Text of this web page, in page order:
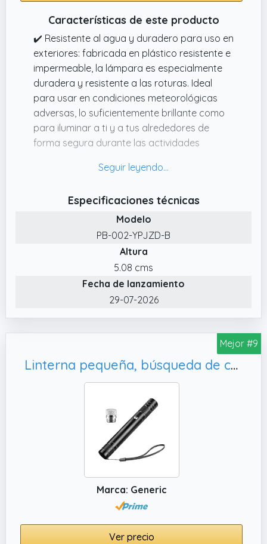
alimentación móvil, un cargador de teléfono
móvil, etc. Con una carga completa, puede
funcionar durante aproximadamente 34
horas, lo que es muy eficiente
energéticamente y es adecuado para la
mayoría de las condiciones climáticas y
estaciones.
Características de este producto
✔️ Resistente al agua y duradero para uso en
exteriores: fabricada en plástico resistente e
impermeable, la lámpara es especialmente
duradera y resistente a las roturas. Ideal
para usar en condiciones meteorológicas
adversas, lo suficientemente brillante como
para iluminar a ti y a tus alrededores de
forma segura durante las actividades
✔️ 7 MODOS DE ILUMINACIÓN LED DE 200
modos de iluminación diferentes con hasta
200 lúmenes. Se incluyen tanto luz blanca
para iluminación como luz roja de
advertencia para una máxima visibilidad en
todas las actividades
✔️ RECARGABLE POR USBTYPC: la luz LED
recargable se carga a través del moderno
✔️ Ideal para múltiples actividades de día y
de noche: ya sea que estés corriendo o
la naturaleza mientras haces senderismo,
acampas o pescas o necesitas manos libres
durante trabajos de reparación en rincones
oscuros, la versátil lámpara LED con clip es
tu compañero fiable para mayor seguridad y
visibilidad en cualquier situación
✔️ Fijación versátil mediante un práctico clip:
la lámpara compacta y ligera se puede fijar
fácilmente con el clip estable a gorras, ropa,
mochilas, cochecitos o collares de perro.
Especificaciones técnicas
Modelo
PB-002-YPJZD-B
Altura
5.08 cms
Fecha de lanzamiento
29-07-2026
Mejor #9
Linterna pequeña, búsqueda de coche
Marca: Generic
Ver precio